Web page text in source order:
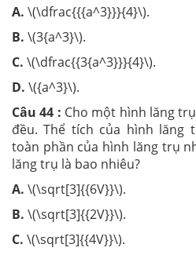
A. \(\dfrac{{{a^3}}}{4}\).
B. \(3{a^3}\).
C. \(\dfrac{{3{a^3}}}{4}\).
D. \({a^3}\).
Câu 44 : Cho một hình lăng
đều. Thể tích của hình lăng
toàn phần của hình lăng trụ
lăng trụ là bao nhiêu?
A. \(\sqrt[3]{{6V}}\).
B. \(\sqrt[3]{{2V}}\).
C. \(\sqrt[3]{{4V}}\).